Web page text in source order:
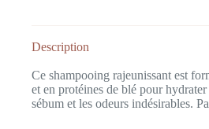
Description
Ce shampooing rajeunissant est
et en protéines de blé pour
sébum et les odeurs indésirables.